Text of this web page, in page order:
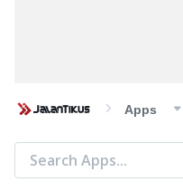
Apps